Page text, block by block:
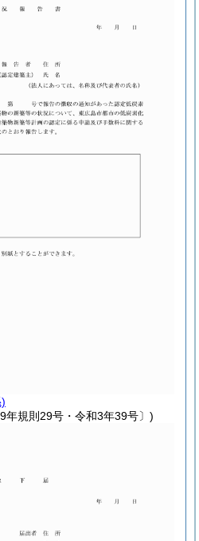
年規則29号・令和3年39号〕)